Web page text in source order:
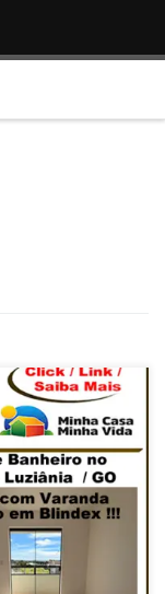
Minha Casa
com
de 02 quartos ,
, […]